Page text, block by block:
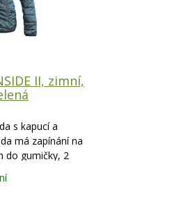
II, zimní,
s kapucí a
má zapínání na
do gumičky, 2
bocích.